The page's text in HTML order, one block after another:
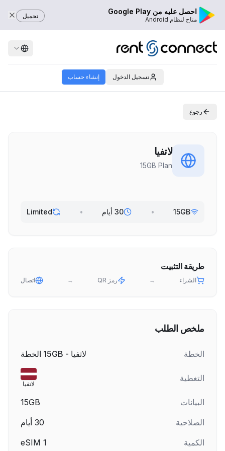
احصل عليه من Google Play
متاح لنظام Android تحميل
تسجيل الدخول إنشاء حساب
رجوع
لاتفيا
15GB Plan
15GB
• 30 أيام •
Limited
طريقة التثبيت
الشراء → رمز QR → اتصال
ملخص الطلب
الخطة لاتفيا - 15GB الخطة
التغطية
لاتفيا
البيانات
15GB
الصلاحية
30 أيام
الكمية
1